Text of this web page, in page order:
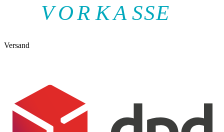
VOR KA SSE
Versand